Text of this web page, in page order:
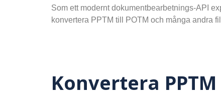
Som ett modernt dokumentbearbetnings-API
konvertera PPTM till POTM och många andra
Konvertera